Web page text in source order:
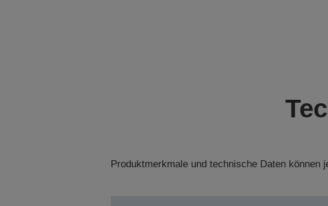
Produktmerkmale und technische Daten können